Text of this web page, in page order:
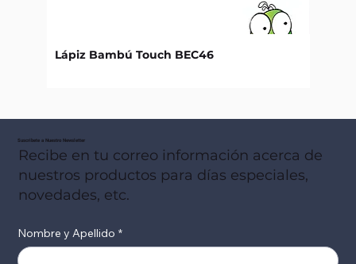
Lápiz Bambú Touch BEC46
Suscribete a Nuestro Newsletter
Recibe en tu correo información acerca de
nuestros productos para días especiales,
novedades, etc.
Nombre y Apellido *